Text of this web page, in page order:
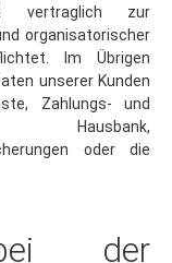
organisatorischer
Im Übrigen
unserer Kunden
Zahlungs- und
oder die